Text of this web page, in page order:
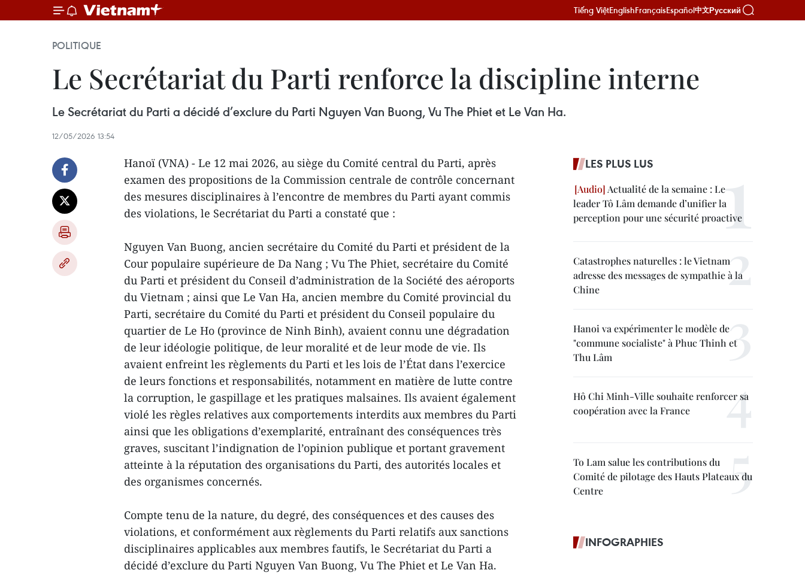
Tiếng ViệtEnglishFrançaisEspañol中文Русский
POLITIQUE
Le Secrétariat du Parti renforce la discipline interne
Le Secrétariat du Parti a décidé d’exclure du Parti Nguyen Van Buong, Vu The Phiet et Le Van Ha.
12/05/2026 13:54
Hanoï (VNA) - Le 12 mai 2026, au siège du Comité central du Parti, après
examen des propositions de la Commission centrale de contrôle concernant
des mesures disciplinaires à l’encontre de membres du Parti ayant commis
des violations, le Secrétariat du Parti a constaté que :
Nguyen Van Buong, ancien secrétaire du Comité du Parti et président de la
Cour populaire supérieure de Da Nang ; Vu The Phiet, secrétaire du Comité
du Parti et président du Conseil d’administration de la Société des aéroports
du Vietnam ; ainsi que Le Van Ha, ancien membre du Comité provincial du
Parti, secrétaire du Comité du Parti et président du Conseil populaire du
quartier de Le Ho (province de Ninh Binh), avaient connu une dégradation
de leur idéologie politique, de leur moralité et de leur mode de vie. Ils
avaient enfreint les règlements du Parti et les lois de l’État dans l’exercice
de leurs fonctions et responsabilités, notamment en matière de lutte contre
la corruption, le gaspillage et les pratiques malsaines. Ils avaient également
violé les règles relatives aux comportements interdits aux membres du Parti
ainsi que les obligations d’exemplarité, entraînant des conséquences très
graves, suscitant l’indignation de l’opinion publique et portant gravement
atteinte à la réputation des organisations du Parti, des autorités locales et
des organismes concernés.
Compte tenu de la nature, du degré, des conséquences et des causes des
violations, et conformément aux règlements du Parti relatifs aux sanctions
disciplinaires applicables aux membres fautifs, le Secrétariat du Parti a
décidé d’exclure du Parti Nguyen Van Buong, Vu The Phiet et Le Van Ha.
LES PLUS LUS
Actualité de la semaine : Le
leader Tô Lâm demande d’unifier la
perception pour une sécurité proactive
Catastrophes naturelles : le Vietnam
adresse des messages de sympathie à la
Chine
Hanoi va expérimenter le modèle de
"commune socialiste" à Phuc Thinh et
Thu Lâm
Hô Chi Minh-Ville souhaite renforcer sa
coopération avec la France
To Lam salue les contributions du
Comité de pilotage des Hauts Plateaux du
Centre
INFOGRAPHIES